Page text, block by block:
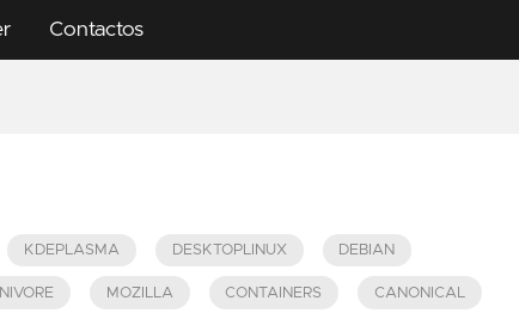
Contactos
KDEPLASMA DESKTOPLINUX DEBIAN
MOZILLA CONTAINERS CANONICAL